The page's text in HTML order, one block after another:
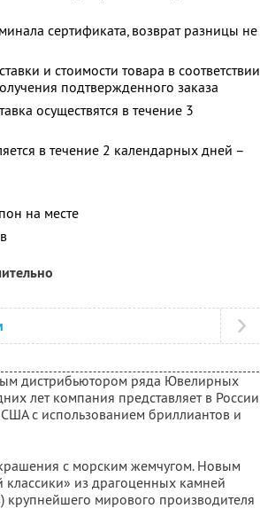
сертификата, возврат разницы не
и стоимости товара в соответствии
подтвержденного заказа
осуществятся в течение 3
в течение 2 календарных дней –
на месте
дистрибьютором ряда Ювелирных
лет компания представляет в России
с использованием бриллиантов и
с морским жемчугом. Новым
из драгоценных камней
крупнейшего мирового производителя